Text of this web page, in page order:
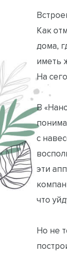
Как
дома,
иметь
На
В
с
эти
что
Но не